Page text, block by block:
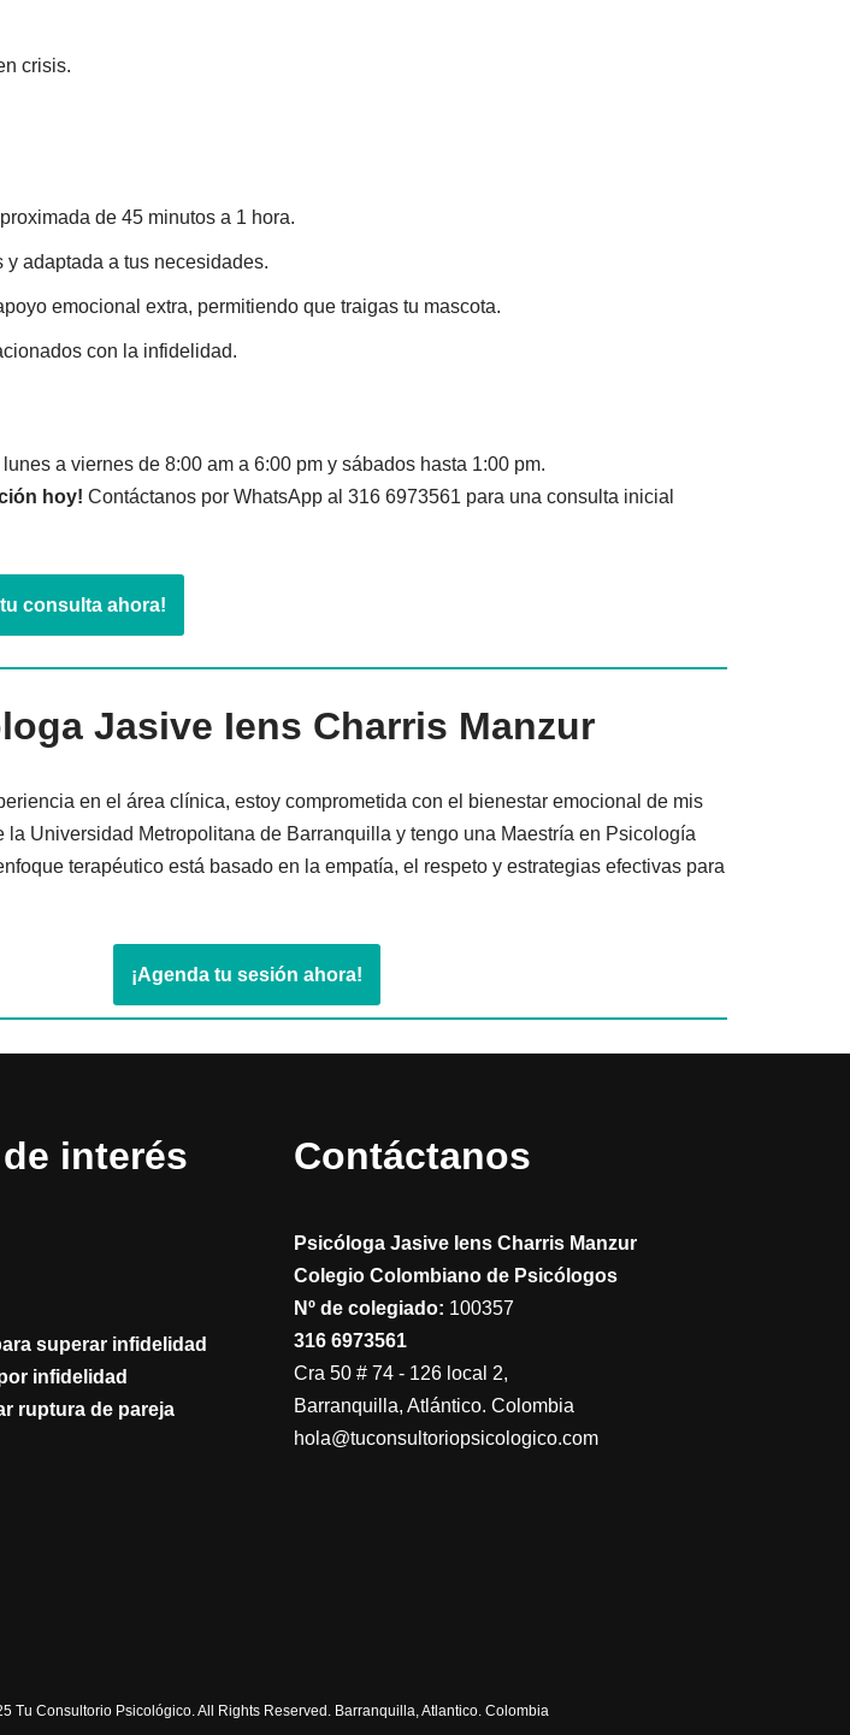
crisis.
de 45 minutos a 1 hora.
adaptada a tus necesidades.
emocional extra, permitiendo que traigas tu mascota.
con la infidelidad.
a viernes de 8:00 am a 6:00 pm y sábados hasta 1:00 pm.
hoy! Contáctanos por WhatsApp al 316 6973561 para una consulta inicial
consulta ahora!
Jasive Iens Charris Manzur
en el área clínica, estoy comprometida con el bienestar emocional de mis
la Universidad Metropolitana de Barranquilla y tengo una Maestría en Psicología
terapéutico está basado en la empatía, el respeto y estrategias efectivas para
¡Agenda tu sesión ahora!
interés
superar infidelidad
infidelidad
ruptura de pareja
Contáctanos
Psicóloga Jasive Iens Charris Manzur
Colegio Colombiano de Psicólogos
Nº de colegiado: 100357
316 6973561
Cra 50 # 74 - 126 local 2,
Barranquilla, Atlántico. Colombia
hola@tuconsultoriopsicologico.com
Tu Consultorio Psicológico. All Rights Reserved. Barranquilla, Atlantico. Colombia